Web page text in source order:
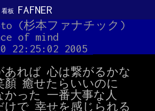
看板 FAFNER
(杉本ファナチック)
of mind
22:25:02 2005
あれば 心は繋がるかな
顏 癒せたらいいのに
った 一番大事な人
けで 幸せを感じられる